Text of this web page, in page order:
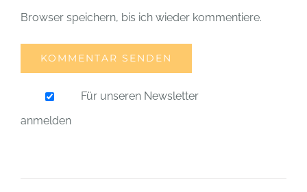
Browser speichern, bis ich wieder kommentiere.
Für unseren Newsletter
anmelden